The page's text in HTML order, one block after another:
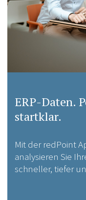
ERP-Daten.
startklar.
Mit der redPoint
analysieren Sie
schneller, tiefer